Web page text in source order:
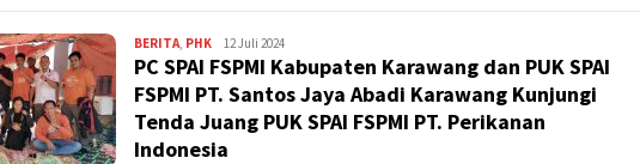
BERITA, PHK Kontributor
Karawang
12 Juli 2024
PC SPAI FSPMI Kabupaten Karawang dan PUK SPAI
FSPMI PT. Santos Jaya Abadi Karawang Kunjungi
Tenda Juang PUK SPAI FSPMI PT. Perikanan
Indonesia